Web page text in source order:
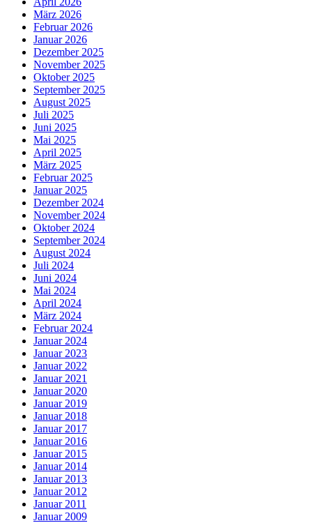
März 2026
Februar 2026
Januar 2026
Dezember 2025
November 2025
Oktober 2025
September 2025
August 2025
Juli 2025
Juni 2025
Mai 2025
April 2025
März 2025
Februar 2025
Januar 2025
Dezember 2024
November 2024
Oktober 2024
September 2024
August 2024
Juli 2024
Juni 2024
Mai 2024
April 2024
März 2024
Februar 2024
Januar 2024
Januar 2023
Januar 2022
Januar 2021
Januar 2020
Januar 2019
Januar 2018
Januar 2017
Januar 2016
Januar 2015
Januar 2014
Januar 2013
Januar 2012
Januar 2011
Januar 2009